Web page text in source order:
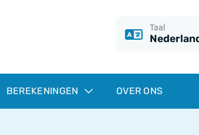
Taal
BEREKENINGEN OVER ONS